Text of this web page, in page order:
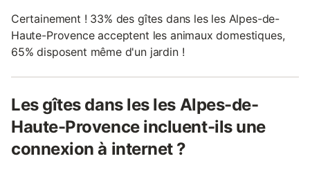
Certainement ! 33% des gîtes dans les les Alpes-de-
Haute-Provence acceptent les animaux domestiques,
65% disposent même d'un jardin !
Les gîtes dans les les Alpes-de-
Haute-Provence incluent-ils une
connexion à internet ?